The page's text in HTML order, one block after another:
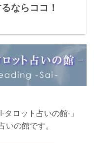
ならココ！
ロット占いの館-」
の館です。